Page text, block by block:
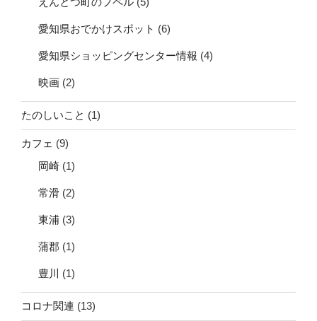
愛知県おでかけスポット (6)
愛知県ショッピングセンター情報 (4)
映画 (2)
たのしいこと (1)
カフェ (9)
岡崎 (1)
常滑 (2)
東浦 (3)
蒲郡 (1)
豊川 (1)
コロナ関連 (13)